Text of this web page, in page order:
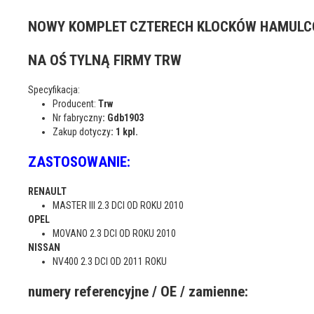
NOWY KOMPLET CZTERECH KLOCKÓW
NA OŚ TYLNĄ FIRMY TRW
Specyfikacja:
Producent: Trw
Nr fabryczny: Gdb1903
Zakup dotyczy: 1 kpl.
ZASTOSOWANIE:
RENAULT
MASTER III 2.3 DCI OD ROKU 2010
OPEL
MOVANO 2.3 DCI OD ROKU 2010
NISSAN
NV400 2.3 DCI OD 2011 ROKU
numery referencyjne / OE / zamienne: